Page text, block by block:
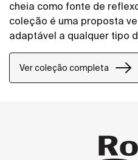
cheia como fonte de
coleção é uma proposta
adaptável a qualquer tipo
combina o prático, a
Ver coleção completa